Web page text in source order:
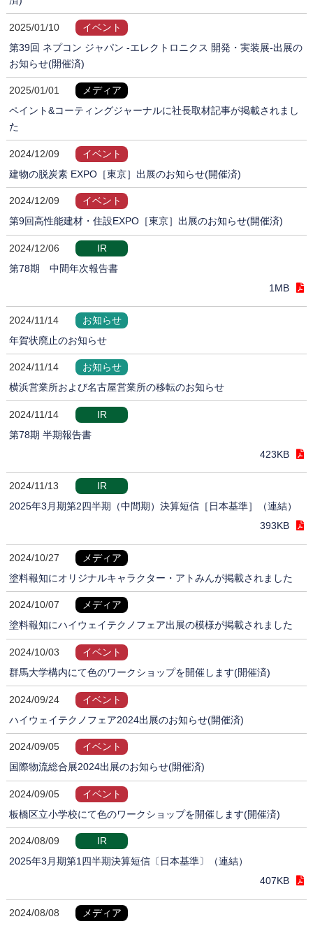
2025/01/10
イベント
第39回 ネプコン ジャパン -エレクトロニクス 開発・実装展-出展の
お知らせ(開催済)
2025/01/01
メディア
ペイント&コーティングジャーナルに社長取材記事が掲載されまし
た
2024/12/09
イベント
建物の脱炭素 EXPO［東京］出展のお知らせ(開催済)
2024/12/09
イベント
第9回高性能建材・住設EXPO［東京］出展のお知らせ(開催済)
2024/12/06
IR
第78期 中間年次報告書
1MB
2024/11/14
お知らせ
年賀状廃止のお知らせ
2024/11/14
お知らせ
横浜営業所および名古屋営業所の移転のお知らせ
2024/11/14
IR
第78期 半期報告書
423KB
2024/11/13
IR
2025年3月期第2四半期（中間期）決算短信［日本基準］（連結）
393KB
2024/10/27
メディア
塗料報知にオリジナルキャラクター・アトみんが掲載されました
2024/10/07
メディア
塗料報知にハイウェイテクノフェア出展の模様が掲載されました
2024/10/03
イベント
群馬大学構内にて色のワークショップを開催します(開催済)
2024/09/24
イベント
ハイウェイテクノフェア2024出展のお知らせ(開催済)
2024/09/05
イベント
国際物流総合展2024出展のお知らせ(開催済)
2024/09/05
イベント
板橋区立小学校にて色のワークショップを開催します(開催済)
2024/08/09
IR
2025年3月期第1四半期決算短信〔日本基準〕（連結）
407KB
2024/08/08
メディア